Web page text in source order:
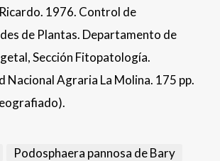
1976. Control de
de Plantas. Departamento de
Sección Fitopatología.
Nacional Agraria La Molina. 175 pp.
Podosphaera pannosa de Bary